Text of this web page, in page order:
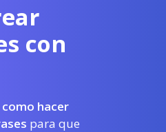
con
como hacer
para que